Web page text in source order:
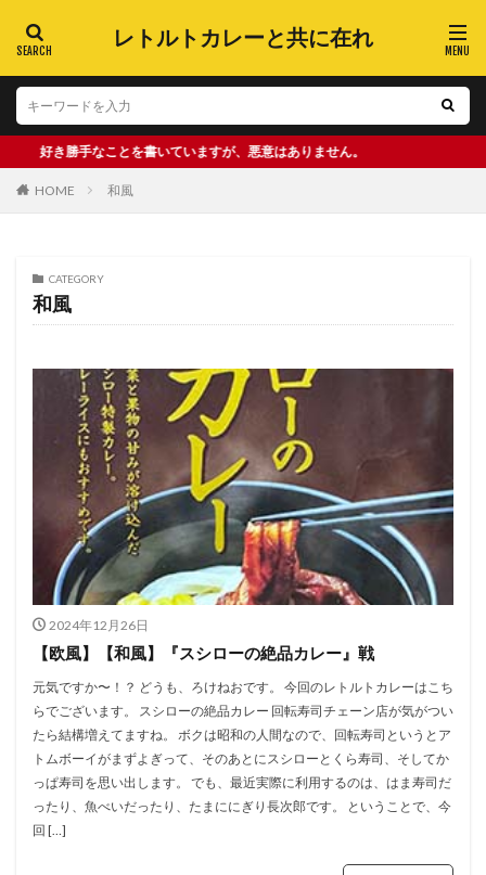
レトルトカレーと共に在れ
き勝手なことを書いていますが、悪意はありません。
HOME 和風
CATEGORY
和風
2024年12月26日
【欧風】【和風】『スシローの絶品カレー』戦
元気ですか〜！？ どうも、ろけねおです。 今回のレトルトカレーはこち
らでございます。 スシローの絶品カレー 回転寿司チェーン店が気がつい
たら結構増えてますね。 ボクは昭和の人間なので、回転寿司というとア
トムボーイがまずよぎって、そのあとにスシローとくら寿司、そしてか
っぱ寿司を思い出します。 でも、最近実際に利用するのは、はま寿司だ
ったり、魚べいだったり、たまににぎり長次郎です。 ということで、今
回 […]